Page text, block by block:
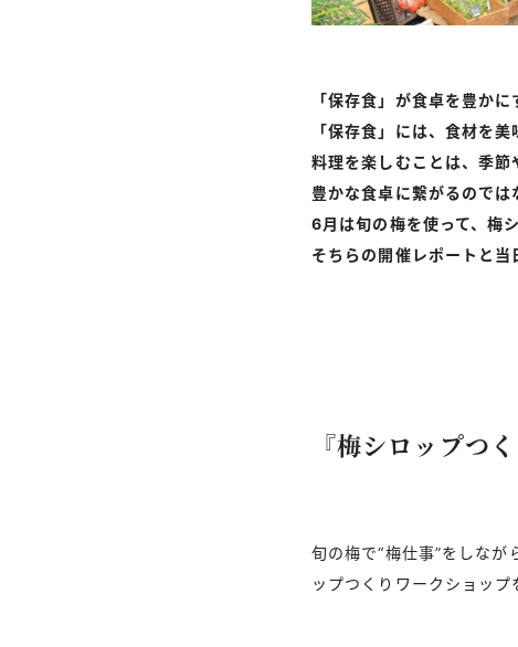
「保存食」が食卓を豊かに
「保存食」には、食材を
料理を楽しむことは、季節
豊かな食卓に繋がるのでは
6月は旬の梅を使って、梅
そちらの開催レポートと当
『梅シロップつ
旬の梅で“梅仕事”をしな
ップつくりワークショップ